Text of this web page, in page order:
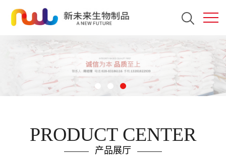
PRODUCT CENTER
产品展厅